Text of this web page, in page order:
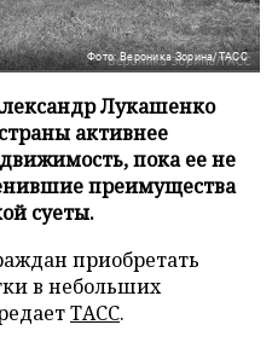
Фото: Вероника Зорина/ТАСС
Лукашенко
активнее
пока ее не
преимущества
суеты.
приобретать
в небольших
ТАСС.